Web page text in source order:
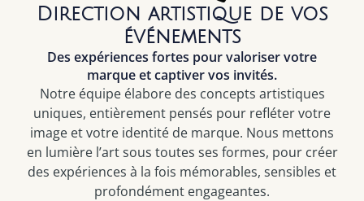
Direction artistique de vos
événements
Des expériences fortes pour valoriser votre
marque et captiver vos invités.
Notre équipe élabore des concepts artistiques
uniques, entièrement pensés pour refléter votre
image et votre identité de marque. Nous mettons
en lumière l’art sous toutes ses formes, pour créer
des expériences à la fois mémorables, sensibles et
profondément engageantes.